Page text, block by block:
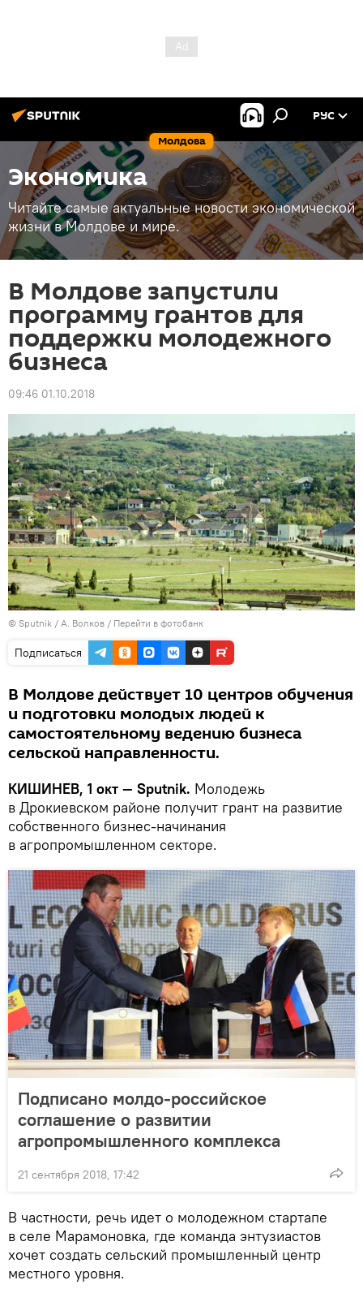
Молдова
РУС
Экономика
Читайте самые актуальные новости экономической
жизни в Молдове и мире.
В Молдове запустили
программу грантов для
поддержки молодежного
бизнеса
09:46 01.10.2018
© Sputnik / А. Волков / Перейти в фотобанк
Подписаться
В Молдове действует 10 центров обучения
и подготовки молодых людей к
самостоятельному ведению бизнеса
сельской направленности.
КИШИНЕВ, 1 окт — Sputnik. Молодежь
в Дрокиевском районе получит грант на развитие
собственного бизнес-начинания
в агропромышленном секторе.
Подписано молдо-российское
соглашение о развитии
агропромышленного комплекса
21 сентября 2018, 17:42
В частности, речь идет о молодежном стартапе
в селе Марамоновка, где команда энтузиастов
хочет создать сельский промышленный центр
местного уровня.